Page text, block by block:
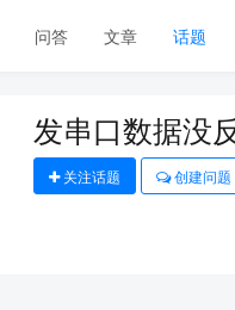
问答 文章 话题
发串口数据没
关注话题 创建问题